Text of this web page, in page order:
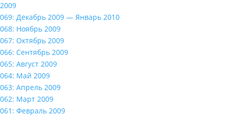
2009
069: Декабрь 2009 — Январь 2010
068: Ноябрь 2009
067: Октябрь 2009
066: Сентябрь 2009
065: Август 2009
064: Май 2009
063: Апрель 2009
062: Март 2009
061: Февраль 2009